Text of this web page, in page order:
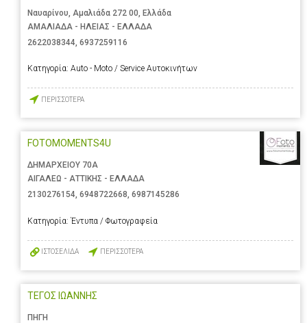
Ναυαρίνου, Αμαλιάδα 272 00, Ελλάδα
ΑΜΑΛΙΑΔΑ - ΗΛΕΙΑΣ - ΕΛΛΑΔΑ
2622038344, 6937259116
Κατηγορία: Auto - Moto / Service Αυτοκινήτων
ΠΕΡΙΣΣΟΤΕΡΑ
FOTOMOMENTS4U
ΔΗΜΑΡΧΕΙΟΥ 70Α
ΑΙΓΑΛΕΩ - ΑΤΤΙΚΗΣ - ΕΛΛΑΔΑ
2130276154, 6948722668, 6987145286
Κατηγορία: Έντυπα / Φωτογραφεία
ΙΣΤΟΣΕΛΙΔΑ ΠΕΡΙΣΣΟΤΕΡΑ
ΤΕΓΟΣ ΙΩΑΝΝΗΣ
ΠΗΓΗ